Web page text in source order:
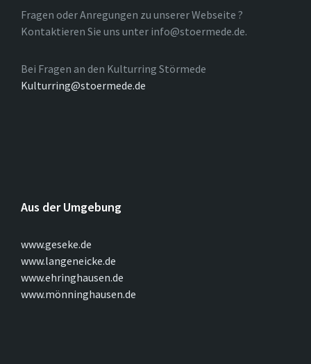
Fragen oder Anregungen zu unserer Webseite ?
Kontaktieren Sie uns unter info@stoermede.de.
Bei Fragen an den Kulturring Störmede
Kulturring@stoermede.de
Aus der Umgebung
www.geseke.de
www.langeneicke.de
www.ehringhausen.de
www.mönninghausen.de